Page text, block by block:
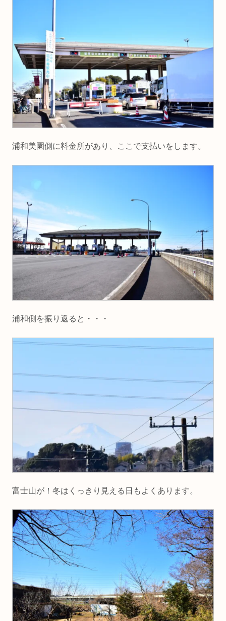
浦和美園側に料金所があり、ここで支払いをします。
浦和側を振り返ると・・・
富士山が！冬はくっきり見える日もよくあります。